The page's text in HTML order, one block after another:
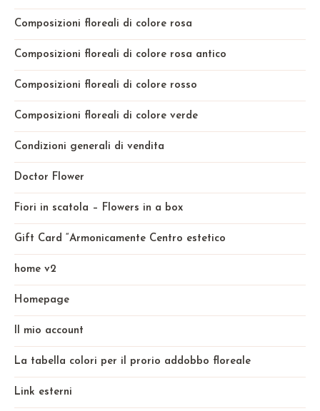
Composizioni floreali di colore rosa
Composizioni floreali di colore rosa antico
Composizioni floreali di colore rosso
Composizioni floreali di colore verde
Condizioni generali di vendita
Doctor Flower
Fiori in scatola – Flowers in a box
Gift Card “Armonicamente Centro estetico
home v2
Homepage
Il mio account
La tabella colori per il prorio addobbo floreale
Link esterni